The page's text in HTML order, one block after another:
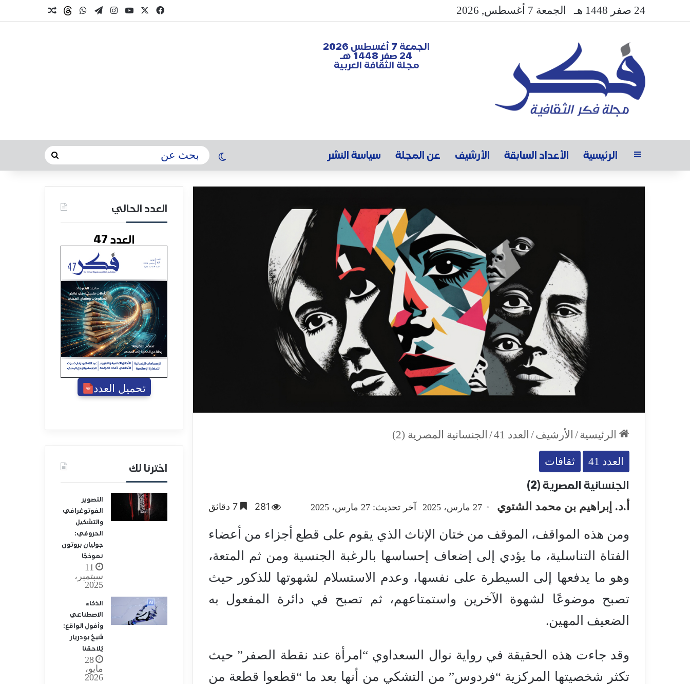
24 صفر 1448 هـ الجمعة 7 أغسطس, 2026
الجمعة 7 أغسطس 2026
24 صفر 1448 هـ
مجلة الثقافة العربية
الرئيسية الأعداد السابقة الأرشيف عن المجلة سياسة النشر
الرئيسية/ الأرشيف/ العدد 41 / الجنسانية المصرية (2)
العدد 41 ثقافات
الجنسانية المصرية (2)
أ.د. إبراهيم بن محمد الشتوي 27 مارس، 2025 آخر تحديث: 27 مارس، 2025 281
ومن هذه المواقف، الموقف من ختان الإناث الذي يقوم على قطع أجزاء من أعضاء
الفتاة التناسلية، ما يؤدي إلى إضعاف إحساسها بالرغبة الجنسية ومن ثم المتعة،
وهو ما يدفعها إلى السيطرة على نفسها، وعدم الاستسلام لشهوتها للذكور حيث
تصبح موضوعًا لشهوة الآخرين واستمتاعهم، ثم تصبح في دائرة المفعول به
الضعيف المهين.
وقد جاءت هذه الحقيقة في رواية نوال السعداوي “امرأة عند نقطة الصفر” حيث
تكثر شخصيتها المركزية “فردوس” من التشكي من أنها بعد ما “قطعوا قطعة من
العدد الحالي
العدد 47
تحميل العدد
اخترنا لك
التصوير
الفوتوغرافي
والتشكيل
الحروفي:
جوليان بروتون
نموذجًا
11
سبتمبر،
2025
الذكاء
الاصطناعي
وأفول الواقع:
شبحُ بودريار
يُلاحقنا
28
مايو،
2026